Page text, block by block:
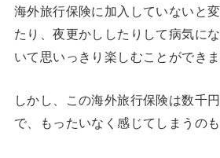
海外旅行保険に加入していないと
たり、夜更かししたりして病気に
いて思いっきり楽しむことができま
しかし、この海外旅行保険は数千
で、もったいなく感じてしまうのも